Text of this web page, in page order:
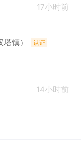
17小时前
镇） 认证
14小时前